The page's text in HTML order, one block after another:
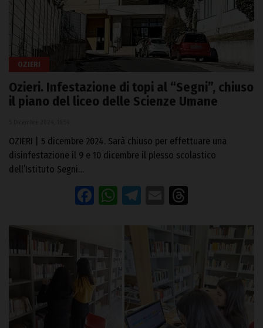
OZIERI
Ozieri. Infestazione di topi al “Segni”, chiuso
il piano del liceo delle Scienze Umane
OZIERI | 5 dicembre 2024. Sarà chiuso per effettuare una
disinfestazione il 9 e 10 dicembre il plesso scolastico
dell’Istituto Segni…
Facebook
WhatsApp
Telegram
Email